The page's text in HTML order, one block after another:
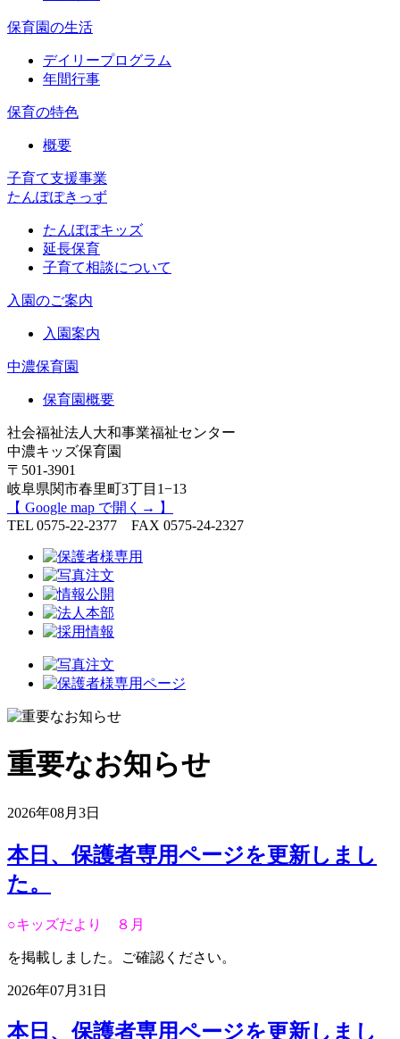
保育園の生活
デイリープログラム
年間行事
保育の特色
概要
子育て支援事業
たんぽぽきっず
たんぽぽキッズ
延長保育
子育て相談について
入園のご案内
入園案内
中濃保育園
保育園概要
社会福祉法人大和事業福祉センター
中濃キッズ保育園
〒501-3901
岐阜県関市春里町3丁目1−13
【 Google map で開く→ 】
TEL 0575-22-2377 FAX 0575-24-2327
重要なお知らせ
2026年08月3日
本日、保護者専用ページを更新しまし
た。
○キッズだより ８月
を掲載しました。ご確認ください。
2026年07月31日
本日、保護者専用ページを更新しまし